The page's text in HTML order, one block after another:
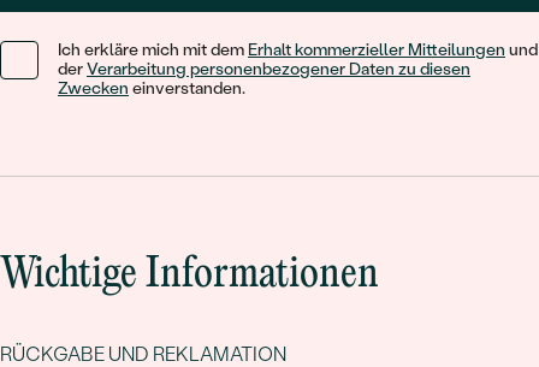
Ich erkläre mich mit dem Erhalt kommerzieller Mitteilungen und
derVerarbeitung personenbezogener Daten zu diesen
Zwecken einverstanden.
Wichtige Informationen
RÜCKGABE UND REKLAMATION